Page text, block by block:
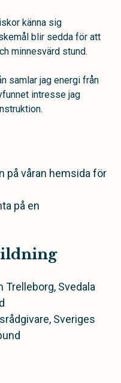
känna sig
blir sedda för att
minnesvärd stund.
samlar jag energi från
intresse jag
på våran hemsida för
på en
Trelleborg, Svedala
Sveriges